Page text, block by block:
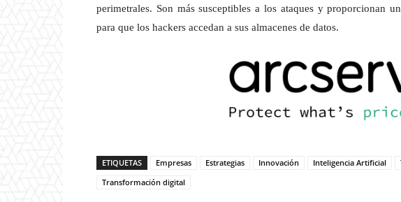
perimetrales. Son más susceptibles a los ataques y proporcionan
para que los hackers accedan a sus almacenes de datos.
ETIQUETAS Empresas Estrategias Innovación Inteligencia Artificial
Transformación digital